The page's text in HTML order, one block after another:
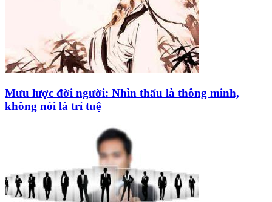
Mưu lược đời người: Nhìn thấu là thông minh,
không nói là trí tuệ